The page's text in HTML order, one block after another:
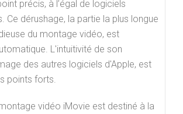
précis, à l’égal de logiciels
Ce dérushage, la partie la plus longue
du montage vidéo, est
L'intuitivité de son
des autres logiciels d'Apple, est
points forts.
vidéo iMovie est destiné à la